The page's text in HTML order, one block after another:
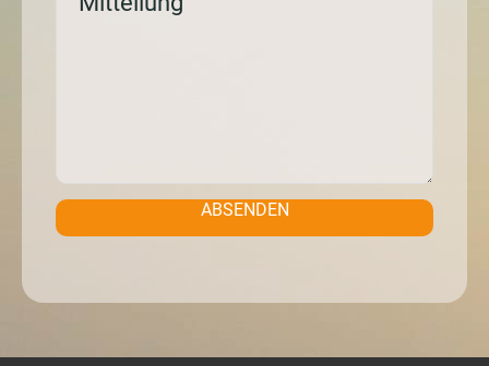
ABSENDEN